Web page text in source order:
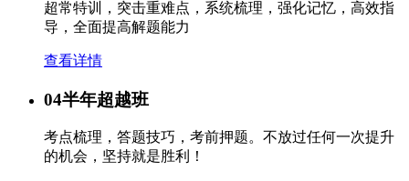
超常特训，突击重难点，系统梳理，强化记忆，高效指
导，全面提高解题能力
查看详情
04半年超越班
考点梳理，答题技巧，考前押题。不放过任何一次提升
的机会，坚持就是胜利！